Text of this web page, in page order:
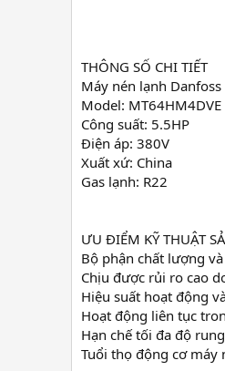
THÔNG SỐ CHI TIẾT
Máy nén lạnh Danfoss
Model: MT64HM4DVE
Công suất: 5.5HP
Điện áp: 380V
Xuất xứ: China
Gas lạnh: R22
ƯU ĐIỂM KỸ THUẬT
Bộ phận chất lượng
Chịu được rủi ro cao
Hiệu suất hoạt động
Hoạt động liên tục
Hạn chế tối đa độ
Tuổi thọ động cơ máy